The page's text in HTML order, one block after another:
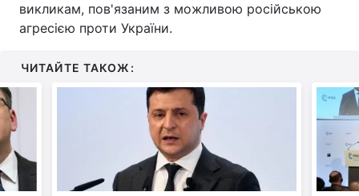
викликам, пов'язаним з можливою російською
агресією проти України.
ЧИТАЙТЕ ТАКОЖ: